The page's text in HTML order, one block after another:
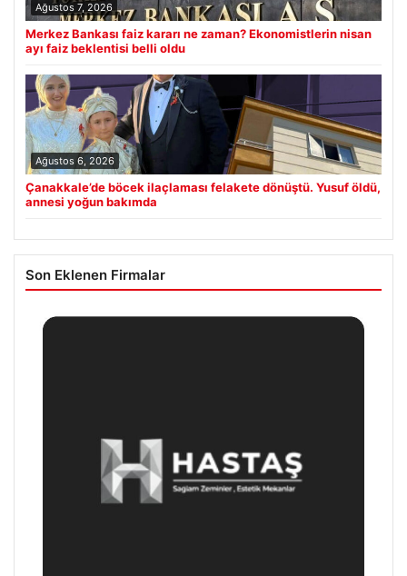
Ağustos 7, 2026
Merkez Bankası faiz kararı ne zaman? Ekonomistlerin nisan
ayı faiz beklentisi belli oldu
Ağustos 6, 2026
Çanakkale’de böcek ilaçlaması felakete dönüştü. Yusuf öldü,
annesi yoğun bakımda
Son Eklenen Firmalar